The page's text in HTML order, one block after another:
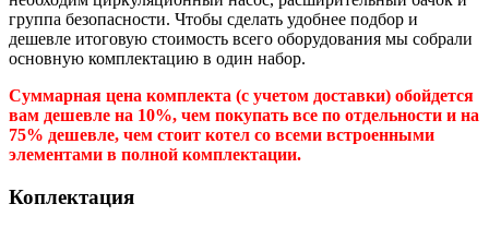
группа безопасности. Чтобы сделать удобнее подбор и
дешевле итоговую стоимость всего оборудования мы собрали
основную комплектацию в один набор.
Суммарная цена комплекта (с учетом доставки) обойдется
вам дешевле на 10%, чем покупать все по отдельности и на
75% дешевле, чем стоит котел со всеми встроенными
элементами в полной комплектации.
Коплектация